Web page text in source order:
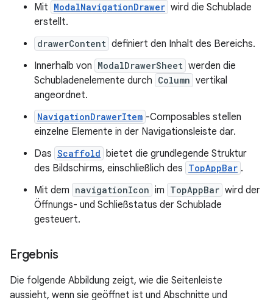
Mit ModalNavigationDrawer wird die Schublade
erstellt.
drawerContent definiert den Inhalt des Bereichs.
Innerhalb von ModalDrawerSheet werden die
Schubladenelemente durch Column vertikal
angeordnet.
NavigationDrawerItem -Composables stellen
einzelne Elemente in der Navigationsleiste dar.
Das Scaffold
bietet die grundlegende Struktur
des Bildschirms, einschließlich des TopAppBar .
Mit dem navigationIcon im TopAppBar wird der
Öffnungs- und Schließstatus der Schublade
gesteuert.
Ergebnis
Die folgende Abbildung zeigt, wie die Seitenleiste
aussieht, wenn sie geöffnet ist und Abschnitte und